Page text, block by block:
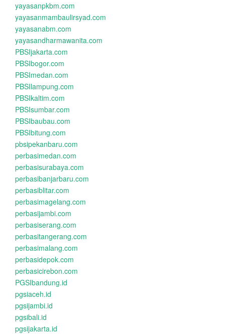
yayasanpkbm.com
yayasanmambaulirsyad.com
yayasanabm.com
yayasandharmawanita.com
PBSIjakarta.com
PBSIbogor.com
PBSImedan.com
PBSIlampung.com
PBSIkaltim.com
PBSIsumbar.com
PBSIbaubau.com
PBSIbitung.com
pbsipekanbaru.com
perbasimedan.com
perbasisurabaya.com
perbasibanjarbaru.com
perbasiblitar.com
perbasimagelang.com
perbasijambi.com
perbasiserang.com
perbasitangerang.com
perbasimalang.com
perbasidepok.com
perbasicirebon.com
PGSIbandung.id
pgsiaceh.id
pgsijambi.id
pgsibali.id
pgsijakarta.id